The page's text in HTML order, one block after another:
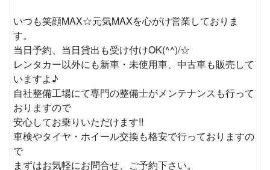
いつも笑顔MAX☆元気MAXを心がけ営業しておりま
す。
当日予約、当日貸出も受け付けOK(^^)/☆
レンタカー以外にも新車・未使用車、中古車も販売して
いますよ♪
自社整備工場にて専門の整備士がメンテナンスも行って
おりますので
安心してお乗りいただけます!!
車検やタイヤ・ホイール交換も格安で行っておりますの
で
まずはお気軽にお問合せ、ご予約下さい。